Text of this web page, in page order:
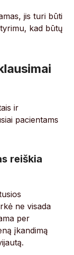
jis turi būti
kad būtų
ir
pacientams
reiškia
ne visada
per
įkandimą